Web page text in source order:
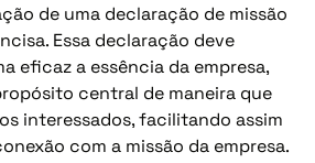
de uma declaração de missão
Essa declaração deve
eficaz a essência da empresa,
central de maneira que
interessados, facilitando assim
com a missão da empresa.